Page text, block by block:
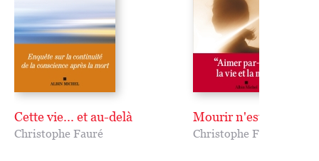
Cette vie... et au-delà
Christophe Fauré
Mourir n'est pas te
Christophe Fauré